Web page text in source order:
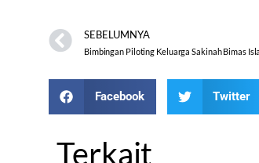
SEBELUMNYA
Bimbingan Piloting Keluarga Sakinah Bimas
Facebook Twitter
Terkait